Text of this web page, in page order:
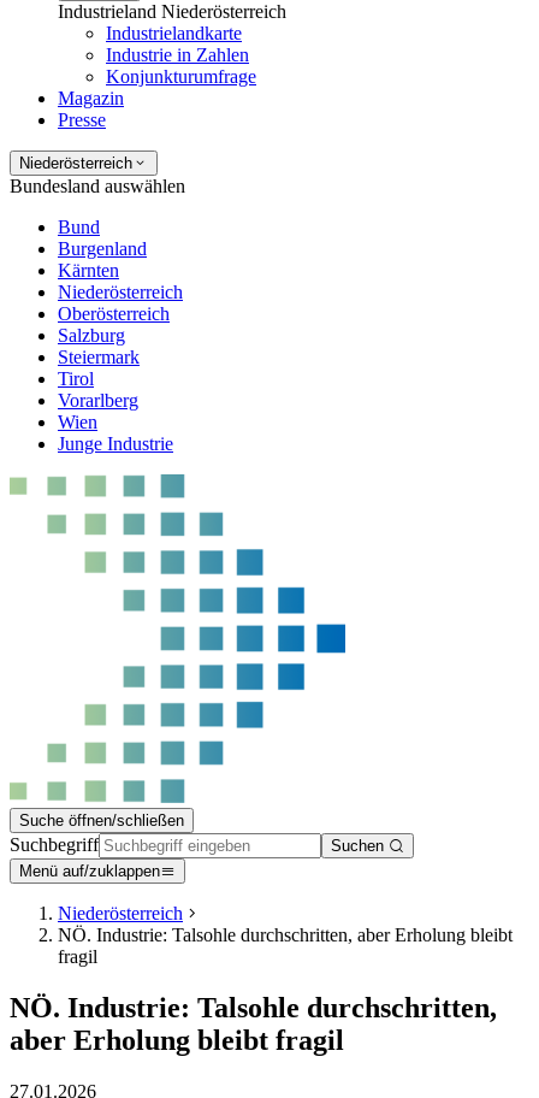
Industrieland Niederösterreich
Industrielandkarte
Industrie in Zahlen
Konjunkturumfrage
Magazin
Presse
Niederösterreich
Bundesland auswählen
Bund
Burgenland
Kärnten
Niederösterreich
Oberösterreich
Salzburg
Steiermark
Tirol
Vorarlberg
Wien
Junge Industrie
Suche öffnen/schließen
Suchbegriff
Suchen
Menü auf/zuklappen
Niederösterreich
NÖ. Industrie: Talsohle durchschritten, aber Erholung bleibt
fragil
NÖ. Industrie: Talsohle durchschritten,
aber Erholung bleibt fragil
27.01.2026